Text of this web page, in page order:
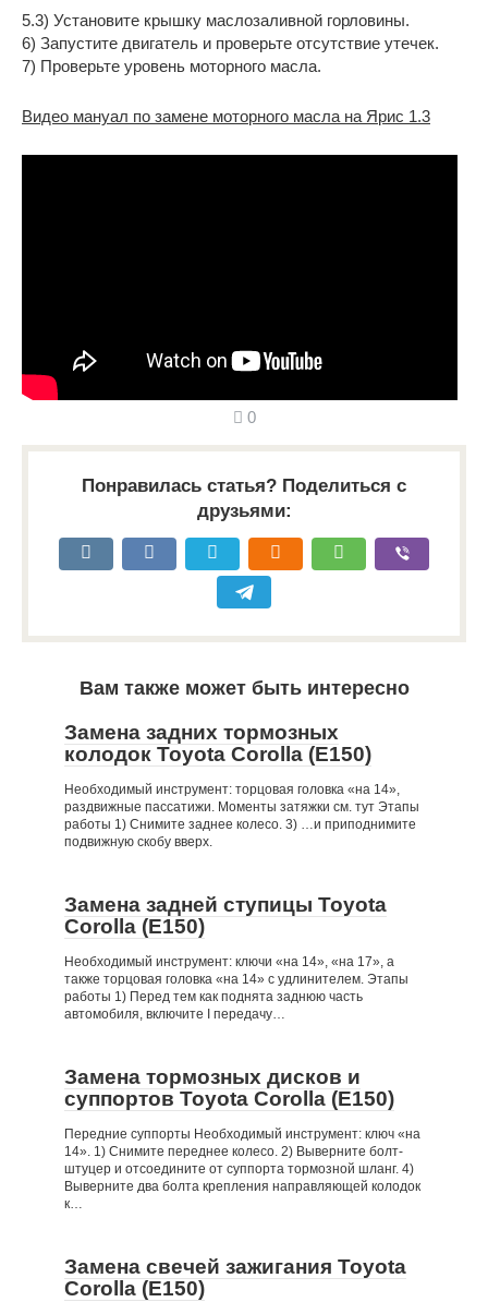
5.3) Установите крышку маслозаливной горловины.
6) Запустите двигатель и проверьте отсутствие утечек.
7) Проверьте уровень моторного масла.
Видео мануал по замене моторного масла на Ярис 1.3
0
Понравилась статья? Поделиться с
друзьями:
Вам также может быть интересно
Замена задних тормозных
колодок Toyota Corolla (Е150)
Необходимый инструмент: торцовая головка «на 14»,
раздвижные пассатижи. Моменты затяжки см. тут Этапы
работы 1) Снимите заднее колесо. 3) …и приподнимите
подвижную скобу вверх.
Замена задней ступицы Toyota
Corolla (Е150)
Необходимый инструмент: ключи «на 14», «на 17», а
также торцовая головка «на 14» с удлинителем. Этапы
работы 1) Перед тем как поднята заднюю часть
автомобиля, включите I передачу…
Замена тормозных дисков и
суппортов Toyota Corolla (Е150)
Передние суппорты Необходимый инструмент: ключ «на
14». 1) Снимите переднее колесо. 2) Выверните болт-
штуцер и отсоедините от суппорта тормозной шланг. 4)
Выверните два болта крепления направляющей колодок
к…
Замена свечей зажигания Toyota
Corolla (Е150)